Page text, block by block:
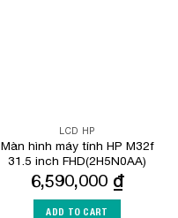
LCD HP
Màn hình máy tính HP M32f
31.5 inch FHD(2H5N0AA)
6,590,000 ₫
ADD TO CART